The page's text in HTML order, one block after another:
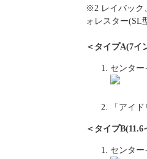
※2 レイバック
ォレスター(SL
＜タイプA(7イ
センター
「アイ
＜タイプB(11.6
センター